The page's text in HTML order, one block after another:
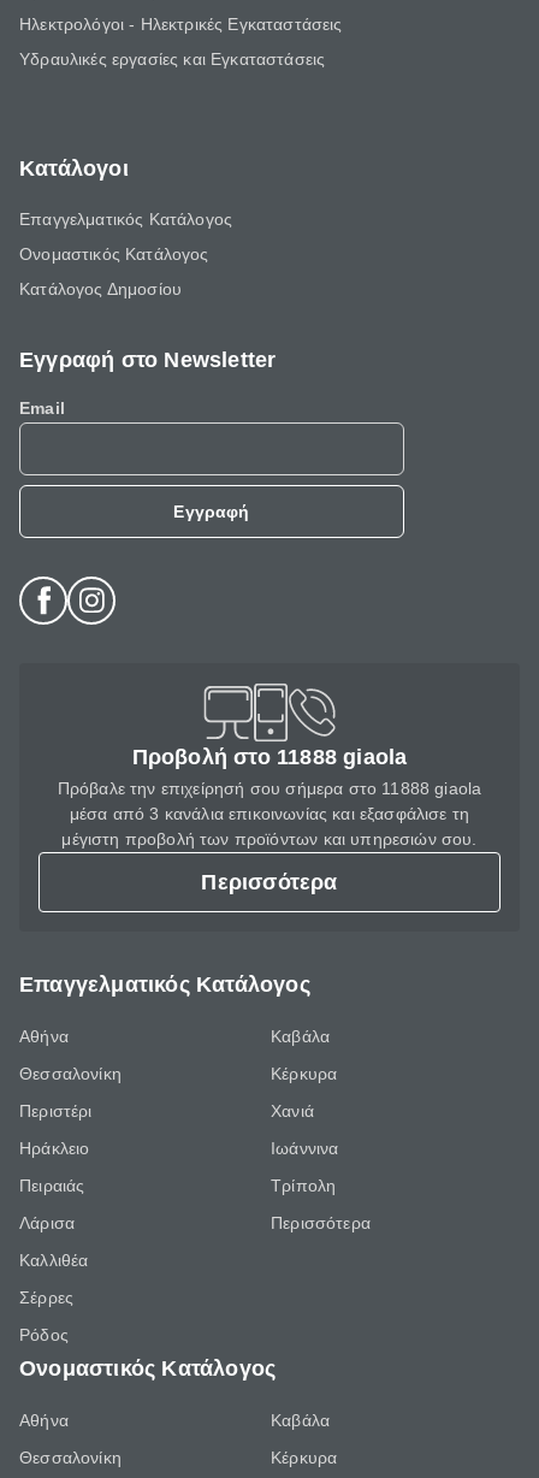
Ηλεκτρολόγοι - Ηλεκτρικές Εγκαταστάσεις
Υδραυλικές εργασίες και Εγκαταστάσεις
Κατάλογοι
Επαγγελματικός Κατάλογος
Ονομαστικός Κατάλογος
Κατάλογος Δημοσίου
Εγγραφή στο Newsletter
Email
Εγγραφή
Προβολή στο 11888 giaola
Πρόβαλε την επιχείρησή σου σήμερα στο 11888 giaola
μέσα από 3 κανάλια επικοινωνίας και εξασφάλισε τη
μέγιστη προβολή των προϊόντων και υπηρεσιών σου.
Περισσότερα
Επαγγελματικός Κατάλογος
Αθήνα
Θεσσαλονίκη
Περιστέρι
Ηράκλειο
Πειραιάς
Λάρισα
Καλλιθέα
Σέρρες
Ρόδος
Καβάλα
Κέρκυρα
Χανιά
Ιωάννινα
Τρίπολη
Περισσότερα
Ονομαστικός Κατάλογος
Αθήνα
Θεσσαλονίκη
Καβάλα
Κέρκυρα